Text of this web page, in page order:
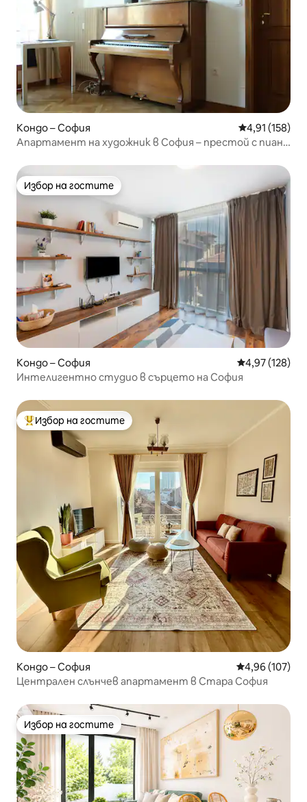
Кондо – София Средна
4,91 (158)
Апартамент на художник в София – престой с пиано
Избор на гостите
Избор на гостите
Кондо – София Средна
4,97 (128)
Интелигентно студио в сърцето на София
Най-популярен избор на гостите
Избор на гостите
Кондо – София Средна
4,96 (107)
Централен слънчев апартамент в Стара София
Избор на гостите
Избор на гостите